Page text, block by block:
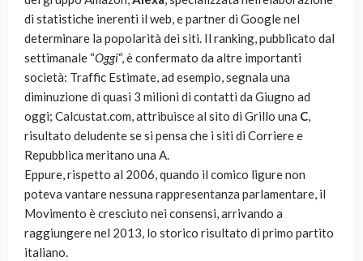
di statistiche inerenti il web, e partner di Google nel
determinare la popolarità dei siti. Il ranking, pubblicato dal
settimanale “Oggi“, è confermato da altre importanti
società: Traffic Estimate, ad esempio, segnala una
diminuzione di quasi 3 milioni di contatti da Giugno ad
oggi; Calcustat.com, attribuisce al sito di Grillo una C,
risultato deludente se si pensa che i siti di Corriere e
Repubblica meritano una A.
Eppure, rispetto al 2006, quando il comico ligure non
poteva vantare nessuna rappresentanza parlamentare, il
Movimento è cresciuto nei consensi, arrivando a
raggiungere nel 2013, lo storico risultato di primo partito
italiano.